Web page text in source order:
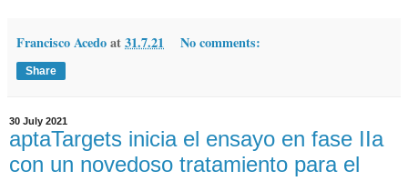
Francisco Acedoat31.7.21 No comments:
Share
30 July 2021
aptaTargets inicia el ensayo en fase IIa
con un novedoso tratamiento para el